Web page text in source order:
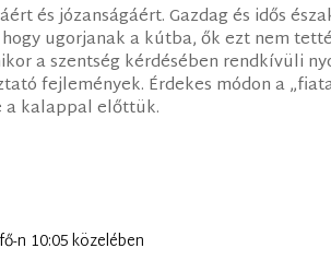
és józanságáért. Gazdag és idős
ugorjanak a kútba, ők ezt nem
a szentség kérdésében rendkívüli
fejlemények. Érdekes módon a
a kalappal előttük.
n 10:05 közelében